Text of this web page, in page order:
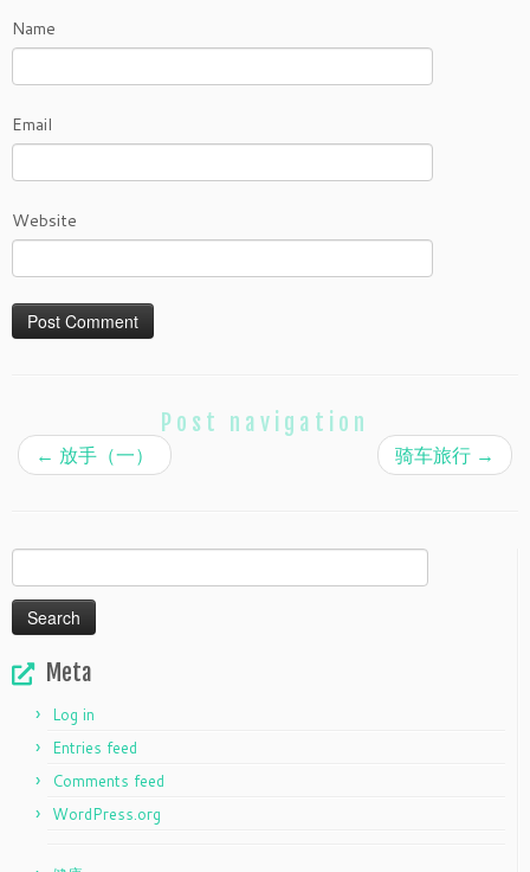
Name
Email
Website
Post navigation
← 放手（一） 骑车旅行 →
for:
Meta
Log in
Entries feed
Comments feed
WordPress.org